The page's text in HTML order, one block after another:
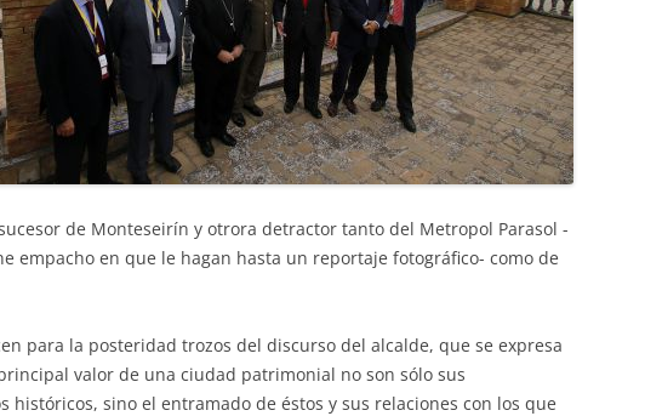
de Monteseirín y otrora detractor tanto del Metropol Parasol -
empacho en que le hagan hasta un reportaje fotográfico- como de
para la posteridad trozos del discurso del alcalde, que se expresa
valor de una ciudad patrimonial no son sólo sus
históricos, sino el entramado de éstos y sus relaciones con los que